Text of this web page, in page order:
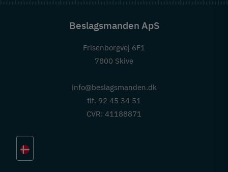
Beslagsmanden ApS
Frisenborgvej 6F1
7800 Skive
info@beslagsmanden.dk
tlf. 92 45 34 51
CVR: 41188871